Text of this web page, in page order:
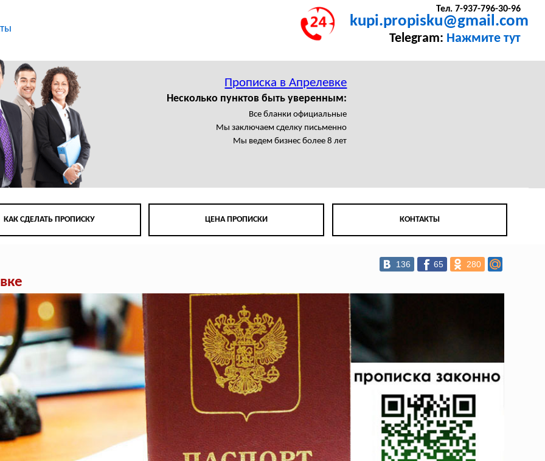
Тел. 7-937-796-30-96
kupi.propisku@gmail.com
Telegram: Нажмите тут
Прописка в Апрелевке
Несколько пунктов быть уверенным:
Все бланки официальные
Мы заключаем сделку письменно
Мы ведем бизнес более 8 лет
КАК СДЕЛАТЬ ПРОПИСКУ ЦЕНА ПРОПИСКИ КОНТАКТЫ
136 65 280